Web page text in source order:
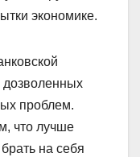
экономике.
дозволенных
проблем.
что лучше
на себя